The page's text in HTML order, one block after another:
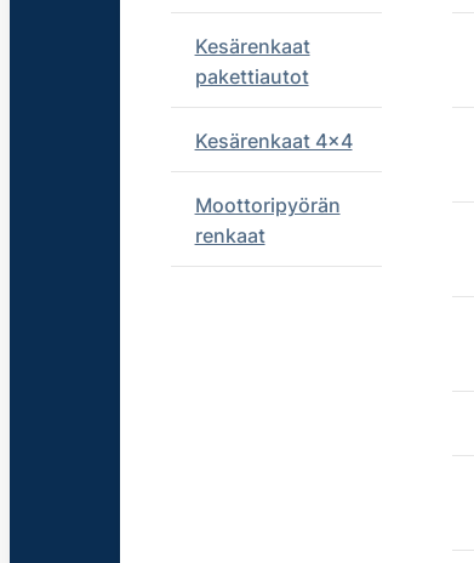
Kesärenkaat
pakettiautot
Kesärenkaat 4x4
Moottoripyörän
renkaat